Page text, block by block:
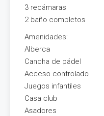
3 recámaras
2 baño completos
Amenidades:
Alberca
Cancha de pádel
Acceso controlado
Juegos infantiles
Casa club
Asadores